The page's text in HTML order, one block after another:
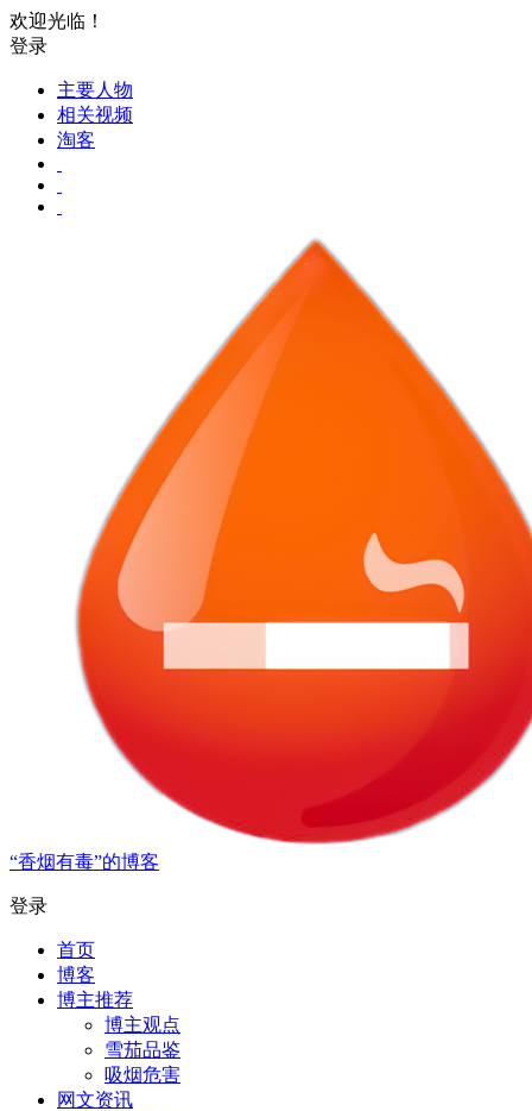
欢迎光临！
登录
主要人物
相关视频
淘客
“香烟有毒”的博客
登录
首页
博客
博主推荐
博主观点
雪茄品鉴
吸烟危害
网文资讯